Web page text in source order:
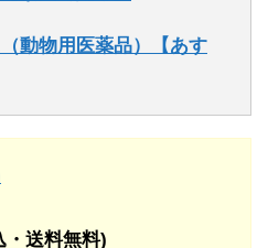
動物用医薬品）【あす
・送料無料)